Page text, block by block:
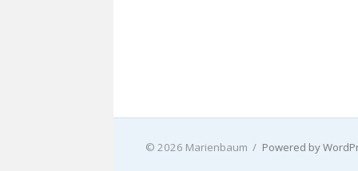
© 2026 Marienbaum / Powered by